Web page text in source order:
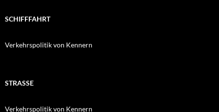
SCHIFFFAHRT
Verkehrspolitik von Kennern
STRASSE
Verkehrspolitik von Kennern